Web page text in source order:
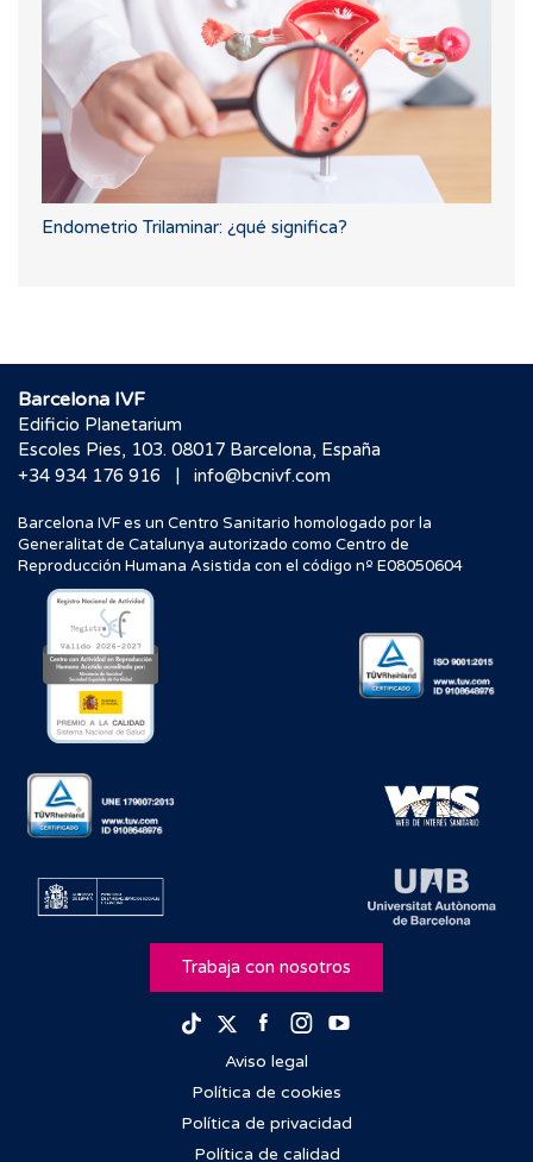
Endometrio Trilaminar: ¿qué significa?
Barcelona IVF
Edificio Planetarium
Escoles Pies, 103. 08017 Barcelona, España
+34 934 176 916
| info@bcnivf.com
Barcelona IVF es un Centro Sanitario homologado por la
Generalitat de Catalunya autorizado como Centro de
Reproducción Humana Asistida con el código nº E08050604
Trabaja con nosotros
TikTokTwitterFacebook
Instagram
Aviso legal
Política de cookies
Política de privacidad
Política de calidad